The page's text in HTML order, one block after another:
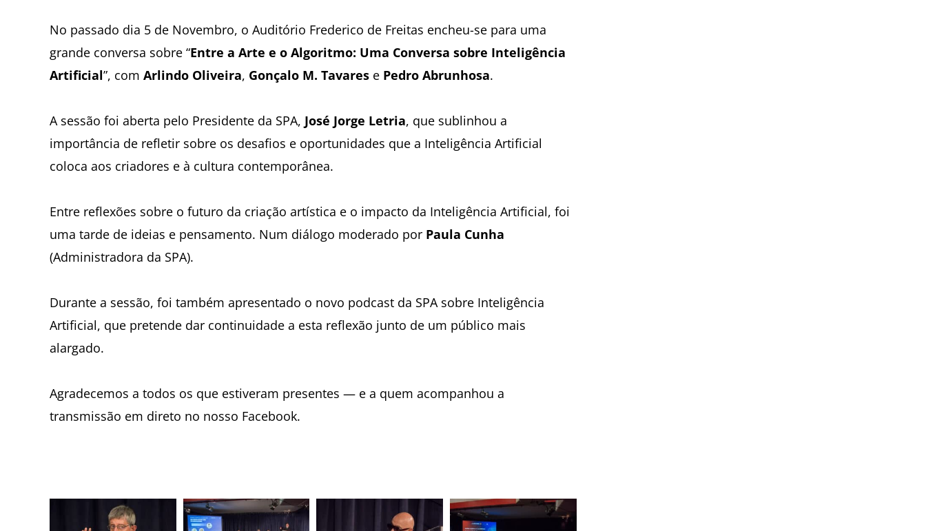
No passado dia 5 de Novembro, o Auditório Frederico de Freitas encheu-se para uma
grande conversa sobre “Entre a Arte e o Algoritmo: Uma Conversa sobre Inteligência
Artificial”, comArlindo Oliveira, Gonçalo M. Tavares e Pedro Abrunhosa.
A sessão foi aberta pelo Presidente da SPA, José Jorge Letria, que sublinhou a
importância de refletir sobre os desafios e oportunidades que a Inteligência Artificial
coloca aos criadores e à cultura contemporânea.
Entre reflexões sobre o futuro da criação artística e o impacto da Inteligência Artificial, foi
uma tarde de ideias e pensamento. Num diálogo moderado por Paula Cunha
(Administradora da SPA).
Durante a sessão, foi também apresentado o novo podcast da SPA sobre Inteligência
Artificial, que pretende dar continuidade a esta reflexão junto de um público mais
alargado.
Agradecemos a todos os que estiveram presentes — e a quem acompanhou a
transmissão em direto no nosso Facebook.